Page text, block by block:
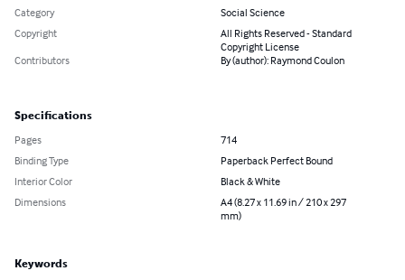
Category
Social Science
Copyright
All Rights Reserved - Standard
Copyright License
Contributors
By (author): Raymond Coulon
Specifications
Pages
714
Binding Type
Paperback Perfect Bound
Interior Color
Black & White
Dimensions
A4 (8.27 x 11.69 in / 210 x 297
mm)
Keywords